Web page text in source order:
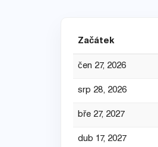
Začátek
čen 27, 2026
srp 28, 2026
bře 27, 2027
dub 17, 2027